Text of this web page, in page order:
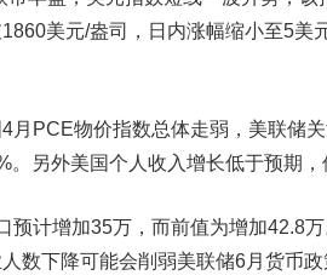
美元/盎司，日内涨幅缩小至5美
PCE物价指数总体走弱，美联储关
。另外美国个人收入增长低于预期，
计增加35万，而前值为增加42.8万
数下降可能会削弱美联储6月货币